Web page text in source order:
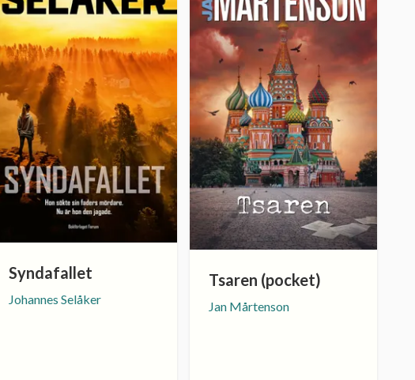
Syndafallet
Johannes Selåker
Tsaren (pocket)
Jan Mårtenson